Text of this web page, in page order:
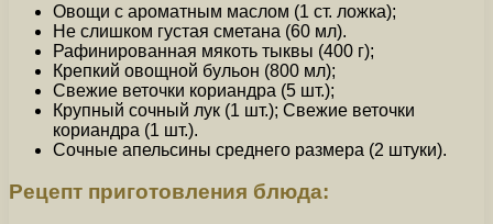
Овощи с ароматным маслом (1 ст. ложка);
Не слишком густая сметана (60 мл).
Рафинированная мякоть тыквы (400 г);
Крепкий овощной бульон (800 мл);
Свежие веточки кориандра (5 шт.);
Крупный сочный лук (1 шт.); Свежие веточки
кориандра (1 шт.).
Сочные апельсины среднего размера (2 штуки).
Рецепт приготовления блюда: